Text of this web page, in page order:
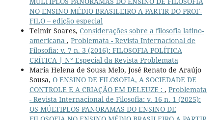
NO ENSINO MÉDIO BRASILEIRO A PARTIR DO PROF-
FILO – edição especial
Telmir Soares, Considerações sobre a filosofia latino-
americana , Problemata - Revista Internacional de
Filosofia: v. 7 n. 3 (2016): FILOSOFIA POLÍTICA
CRÍTICA | N° Especial da Revista Problemata
Maria Helena de Sousa Melo, José Renato de Araújo
Sousa, O ENSINO DE FILOSOFIA, A SOCIEDADE DE
CONTROLE E A CRIAÇÃO EM DELEUZE : , Problemata
- Revista Internacional de Filosofia: v. 16 n. 1 (2025):
OS MÚLTIPLOS PANORAMAS DO ENSINO DE